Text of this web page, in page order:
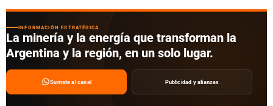
INFORMACIÓN ESTRATÉGICA
La minería y la energía que transforman la
Argentina y la región, en un solo lugar.
Sumate al canal Publicidad y alianzas